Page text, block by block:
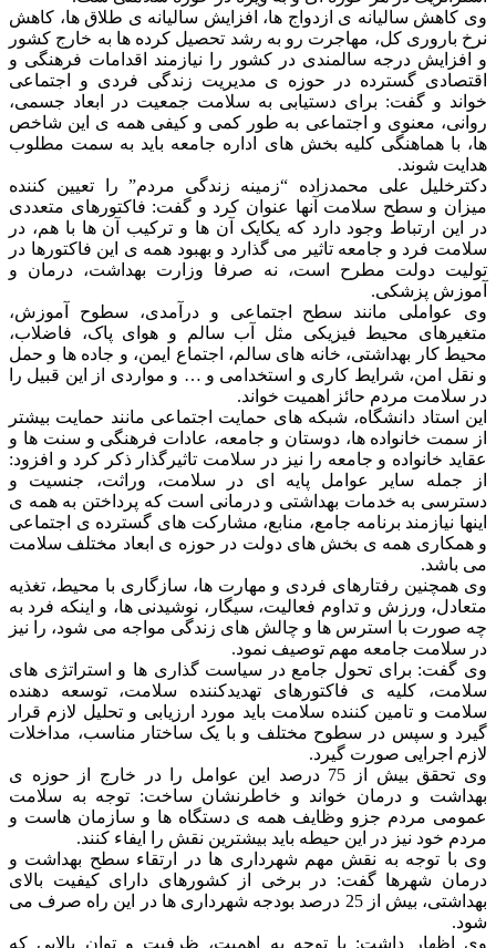
وی کاهش سالیانه ی ازدواج ها، افزایش سالیانه ی طلاق ها، کاهش
نرخ باروری کل، مهاجرت رو به رشد تحصیل کرده ها به خارج کشور
و افزایش درجه سالمندی در کشور را نیازمند اقدامات فرهنگی و
اقتصادی گسترده در حوزه ی مدیریت زندگی فردی و اجتماعی
خواند و گفت: برای دستیابی به سلامت جمعیت در ابعاد جسمی،
روانی، معنوی و اجتماعی به طور کمی و کیفی همه ی این شاخص
ها، با هماهنگی کلیه بخش های اداره جامعه باید به سمت مطلوب
هدایت شوند.
دکترخلیل علی محمدزاده “زمینه زندگی مردم” را تعیین کننده
میزان و سطح سلامت آنها عنوان کرد و گفت: فاکتورهای متعددی
در این ارتباط وجود دارد که یکایک آن ها و ترکیب آن ها با هم، در
سلامت فرد و جامعه تاثیر می گذارد و بهبود همه ی این فاکتورها در
تولیت دولت مطرح است، نه صرفا وزارت بهداشت، درمان و
آموزش پزشکی.
وی عواملی مانند سطح اجتماعی و درآمدی، سطوح آموزش،
متغیرهای محیط فیزیکی مثل آب سالم و هوای پاک، فاضلاب،
محیط کار بهداشتی، خانه های سالم، اجتماع ایمن، و جاده ها و حمل
و نقل امن، شرایط کاری و استخدامی و … و مواردی از این قبیل را
در سلامت مردم حائز اهمیت خواند.
این استاد دانشگاه، شبکه های حمایت اجتماعی مانند حمایت بیشتر
از سمت خانواده ها، دوستان و جامعه، عادات فرهنگی و سنت ها و
عقاید خانواده و جامعه را نیز در سلامت تاثیرگذار ذکر کرد و افزود:
از جمله سایر عوامل پایه ای در سلامت، وراثت، جنسیت و
دسترسی به خدمات بهداشتی و درمانی است که پرداختن به همه ی
اینها نیازمند برنامه جامع، منابع، مشارکت های گسترده ی اجتماعی
و همکاری همه ی بخش های دولت در حوزه ی ابعاد مختلف سلامت
می باشد.
وی همچنین رفتارهای فردی و مهارت ها، سازگاری با محیط، تغذیه
متعادل، ورزش و تداوم فعالیت، سیگار، نوشیدنی ها، و اینکه فرد به
چه صورت با استرس ها و چالش های زندگی مواجه می شود، را نیز
در سلامت جامعه مهم توصیف نمود.
وی گفت: برای تحول جامع در سیاست گذاری ها و استراتژی های
سلامت، کلیه ی فاکتورهای تهدیدکننده سلامت، توسعه دهنده
سلامت و تامین کننده سلامت باید مورد ارزیابی و تحلیل لازم قرار
گیرد و سپس در سطوح مختلف و با یک ساختار مناسب، مداخلات
لازم اجرایی صورت گیرد.
وی تحقق بیش از 75 درصد این عوامل را در خارج از حوزه ی
بهداشت و درمان خواند و خاطرنشان ساخت: توجه به سلامت
عمومی مردم جزو وظایف همه ی دستگاه ها و سازمان هاست و
مردم خود نیز در این حیطه باید بیشترین نقش را ایفاء کنند.
وی با توجه به نقش مهم شهرداری ها در ارتقاء سطح بهداشت و
درمان شهرها گفت: در برخی از کشورهای دارای کیفیت بالای
بهداشتی، بیش از 25 درصد بودجه شهرداری ها در این راه صرف می
شود.
وی اظهار داشت: با توجه به اهمیت، ظرفیت و توان بالایی که